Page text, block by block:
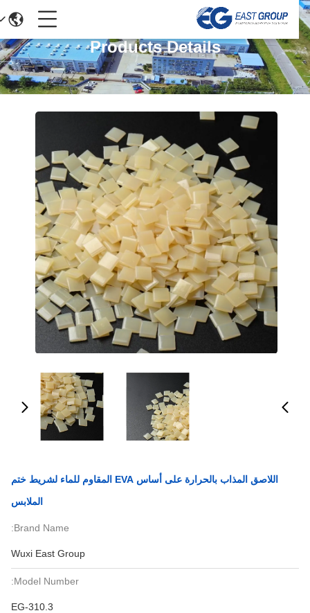
Products Details
اللاصق المذاب بالحرارة على أساس EVA المقاوم للماء لشريط ختم
الملابس
Brand Name:
Wuxi East Group
Model Number:
EG-310.3